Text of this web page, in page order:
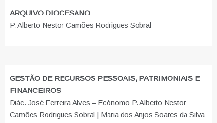
ARQUIVO DIOCESANO
P. Alberto Nestor Camões Rodrigues Sobral
GESTÃO DE RECURSOS PESSOAIS, PATRIMONIAIS E
FINANCEIROS
Diác. José Ferreira Alves – Ecónomo P. Alberto Nestor
Camões Rodrigues Sobral | Maria dos Anjos Soares da Silva